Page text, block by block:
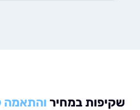
במחירוהתאמה לצורך